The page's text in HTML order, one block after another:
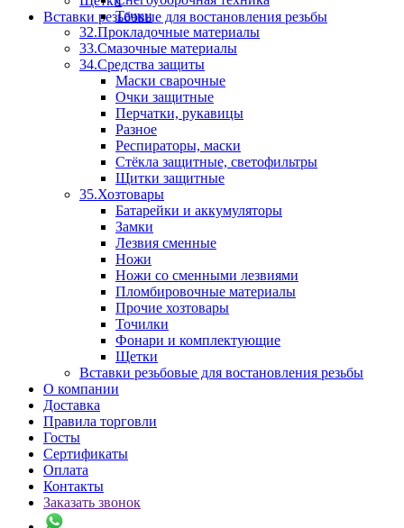
Вставки резьбовые для востановления резьбы
Тачки
32.Прокладочные материалы
33.Смазочные материалы
34.Средства защиты
Маски сварочные
Очки защитные
Перчатки, рукавицы
Разное
Респираторы, маски
Стёкла защитные, светофильтры
Щитки защитные
35.Хозтовары
Батарейки и аккумуляторы
Замки
Лезвия сменные
Ножи
Ножи со сменными лезвиями
Пломбировочные материалы
Прочие хозтовары
Точилки
Фонари и комплектующие
Щетки
Вставки резьбовые для востановления резьбы
О компании
Доставка
Правила торговли
Госты
Сертификаты
Оплата
Контакты
Заказать звонок